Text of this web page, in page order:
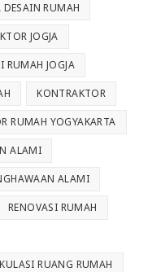
DESAIN RUMAH
JOGJA
RUMAH JOGJA
KONTRAKTOR
RUMAH YOGYAKARTA
ALAMI
ALAMI
RENOVASI RUMAH
RUANG RUMAH